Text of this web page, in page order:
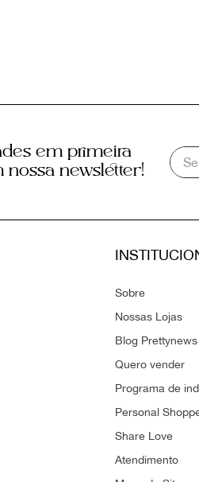
em primeira
nossa newsletter!
Sobre
Nossas Lojas
Blog Prettynews
Quero vender
Programa de
Personal
Share Love
Atendimento